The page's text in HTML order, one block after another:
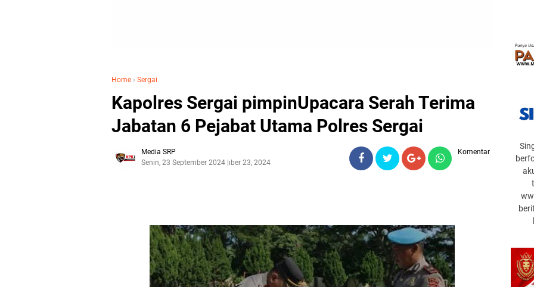
Home › Sergai
Kapolres Sergai pimpinUpacara Serah Terima
Jabatan 6 Pejabat Utama Polres Sergai
Media SRP
Senin, 23 September 2024September 23, 2024
Komentar